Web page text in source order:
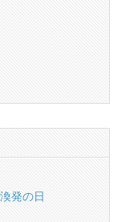
発の日